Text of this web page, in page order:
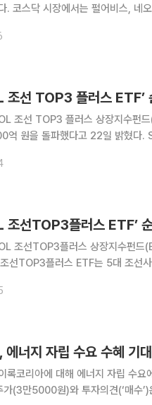
, ISC,
공시 우수법인으로, 클래시스, 파크
조선 TOP3 플러스
조선 TOP3 플러스 상장지수펀
고 22일 밝혔다. SOL 조선TOP3플러스 ETF의 최근 1개월,
1년
조선TOP3플러스 ETF’
조선TOP3플러스 상장지수펀
조선사 비중이 80% 이상이다
에너지 자립 수요 수혜 기
록코리아에 대해 에너지 자립 수요
원)와 투자의견(‘매수’)은 유지했다. 박장욱 대신